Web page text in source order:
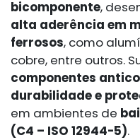
bicomponente,
alta aderência em
ferrosos, como
cobre, entre outros.
componentes
durabilidade e
em ambientes de
(C4 – ISO 12944-5).